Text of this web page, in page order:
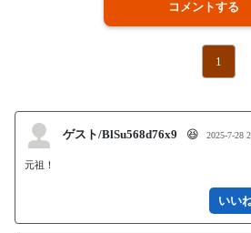
コメントする
1
ゲスト/BlSu568d76x9 😆 2025-7-28
元祖！
いい